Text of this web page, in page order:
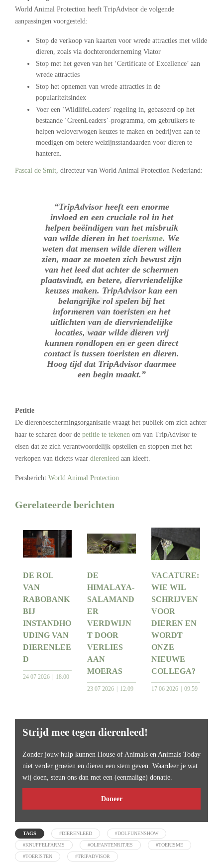
World Animal Protection heeft TripAdvisor de volgende
aanpassingen voorgesteld:
Stop de verkoop van kaarten voor wrede attracties met wilde
dieren, zoals via dochteronderneming Viator
Stop met het geven van het ‘Certificate of Excellence’ aan
wrede attracties
Stop het opnemen van wrede attracties in de
populariteitsindex
Voer een ‘WildlifeLeaders’ regeling in, gebaseerd op het
bestaande ‘GreenLeaders’-programma, om gebruikers te
helpen weloverwogen keuzes te maken en bedrijven aan te
moedigen om betere welzijnsstandaarden voor dieren te
hanteren.
Pascal de Smit , directeur van World Animal Protection Nederland:
“TripAdvisor heeft een enorme
invloed en een cruciale rol in het
helpen beëindigen van het misbruik
van wilde dieren in het toerisme. We
weten dat mensen wilde dieren willen
zien, maar ze moeten zich bewust zijn
van het leed dat achter de schermen
plaatsvindt, en betere, diervriendelijke
keuzes maken. TripAdvisor kan een
belangrijke rol spelen bij het
informeren van toeristen en het
uitlichten van de diervriendelijke
locaties, waar wilde dieren vrij
kunnen rondlopen en er geen direct
contact is tussen toeristen en dieren.
Hoog tijd dat TripAdvisor daarmee
een begin maakt.”
Petitie
De dierenbeschermingsorganisatie vraagt het publiek om zich achter
haar te scharen door de petitie te tekenen om van TripAdvisor te
eisen dat ze zich verantwoordelijk opstellen en stoppen met het
verkopen van tickets waar dierenleed aan kleeft.
Persbericht World Animal Protection
Gerelateerde berichten
DE ROL
VAN
RABOBANK
BIJ
INSTANDHO
UDING VAN
DIERENLEE
D
24 07 2026 18:00
DE
HIMALAYA-
SALAMAND
ER
VERDWIJN
T DOOR
VERLIES
AAN
MOERAS
23 07 2026 12:09
VACATURE:
WIE WIL
SCHRIJVEN
VOOR
DIEREN EN
WORDT
ONZE
NIEUWE
COLLEGA?
17 06 2026 09:59
Strijd mee tegen dierenleed!
Zonder jouw hulp kunnen House of Animals en Animals Today
niet verder groeien en dieren een stem geven. Waardeer je wat
wij doen, steun ons dan met een (eenmalige) donatie.
Doneer
TAGS #DIERENLEED #DOLFIJNENSHOW
#KNUFFELFARMS #OLIFANTENRITJES #TOERISME
#TOERISTEN #TRIPADVISOR